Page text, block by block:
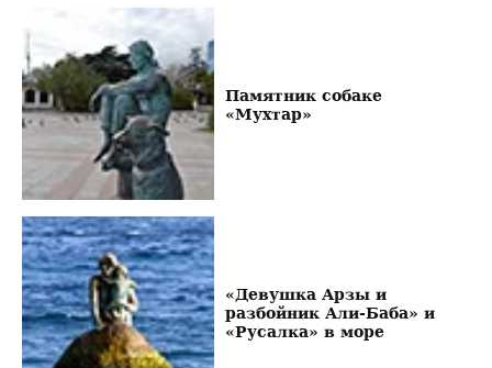
Памятник собаке
«Мухтар»
«Девушка Арзы и
разбойник Али-Баба» и
«Русалка» в море